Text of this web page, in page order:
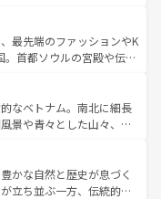
い。
おり、サーフィンやダイ
ドア好きにはたまらな
を存分に味わいつくそ
湾東部など、都市の喧騒
訪れる人に新しい発見と
奥深い台湾の食文化も魅
、バラエティ豊かな料理
湾情報は コンテンツ一覧を参
最先端のファッションやK
首都ソウルの宮殿や伝統
の自然美を楽しむことが
絶品のストリートフード
ている。夜には、韓国な
彩な魅力を心ゆくまで味
なお、新着の韓国情報はコンテンツ一
なベトナム。南北に細長
景や青々とした山々、世
ハノイの古い町並みやホ
建物も、独特の雰囲気を
ィの豊かさとおいしさで
かな自然と歴史が息づく
立ち並ぶ一方、伝統的な